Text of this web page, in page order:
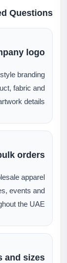
Questions
logo?
branding
fabric and
details.
orders?
apparel
events and
the UAE.
sizes?